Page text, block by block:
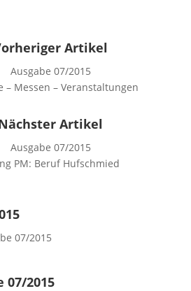
Artikel
Ausgabe 07/2015
– Messen – Veranstaltungen
Artikel
Ausgabe 07/2015
PM: Beruf Hufschmied
07/2015